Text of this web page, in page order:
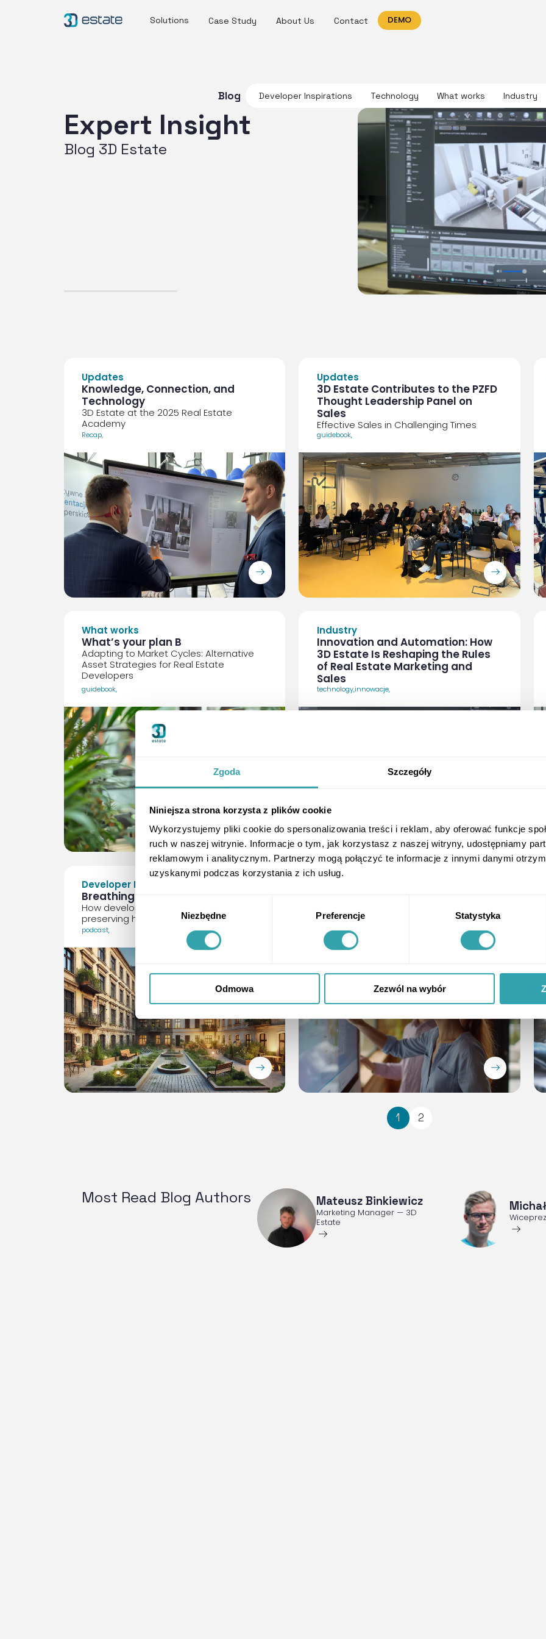
Zgoda Szczegóły
Niniejsza strona korzysta z plików cookie
Wykorzystujemy pliki cookie do spersonalizowania treści i reklam, aby oferować funkcje
ruch w naszej witrynie. Informacje o tym, jak korzystasz z naszej witryny, udostępniamy
reklamowym i analitycznym. Partnerzy mogą połączyć te informacje z innymi danymi
uzyskanymi podczas korzystania z ich usług.
zgody
Niezbędne Preferencje Statystyka
Odmowa Zezwól na wybór
Solutions Case Study About Us Contact DEMO
Blog Developer Inspirations Technology What works Industry
Expert Insight
Blog 3D Estate
Updates
Knowledge, Connection, and
Technology
3D Estate at the 2025 Real Estate
Academy
Recap,
ArrowRightLong
Updates
3D Estate Contributes to the PZFD
Thought Leadership Panel on
Sales
Effective Sales in Challenging Times
guidebook,
ArrowRightLong
What works
What’s your plan B
Adapting to Market Cycles: Alternative
Asset Strategies for Real Estate
Developers
guidebook,
ArrowRightLong
Industry
Innovation and Automation: How
3D Estate Is Reshaping the Rules
of Real Estate Marketing and
Sales
technology,innowacje,
ArrowRightLong
Developer Inspirations
Breathing New Life into Old Walls
How developers shape the future while
preserving history
podcast,
ArrowRightLong
Twins
guidebook,innowacje
ArrowRightLong
1 2
Most Read Blog Authors Mateusz Binkiewicz
Marketing Manager — 3D
Estate
ArrowRightLong ArrowRightLong